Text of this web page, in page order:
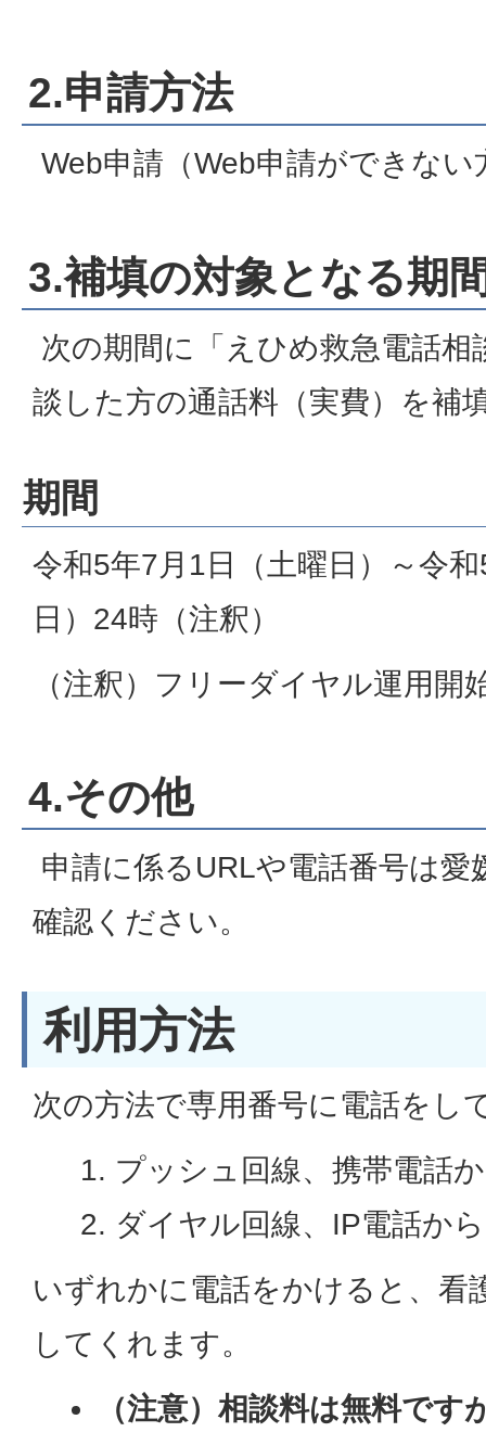
2.申請方法
Web申請（Web申請ができない
3.補填の対象となる期
次の期間に「えひめ救急電話相
談した方の通話料（実費）を補
期間
令和5年7月1日（土曜日）～令
日）24時（注釈）
（注釈）フリーダイヤル運用開
4.その他
申請に係るURLや電話番号は
確認ください。
利用方法
次の方法で専用番号に電話をし
プッシュ回線、携帯電話
ダイヤル回線、IP電話か
いずれかに電話をかけると、看
してくれます。
（注意）相談料は無料です